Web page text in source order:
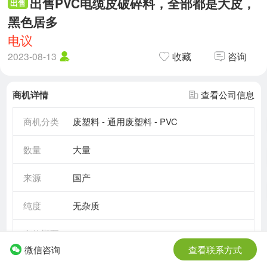
出售
黑色居多
电议
2023-08-13 收藏 咨询
商机详情 查看公司信息
商机分类 废塑料 - 通用废塑料 - PVC
数量 大量
来源 国产
纯度 无杂质
有效期至
微信咨询 查看联系方式